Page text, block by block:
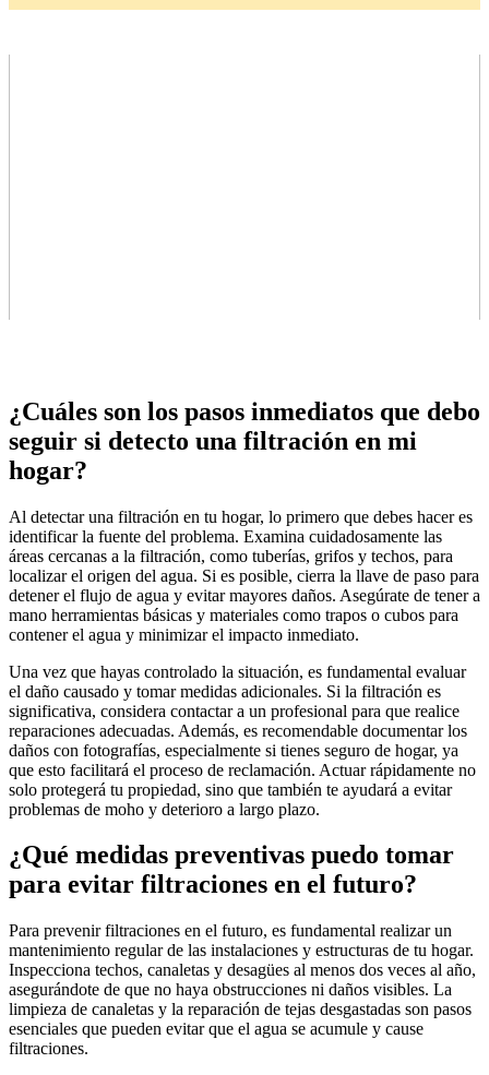
¿Cuáles son los pasos inmediatos que debo
seguir si detecto una filtración en mi
hogar?
Al detectar una filtración en tu hogar, lo primero que debes hacer es
identificar la fuente del problema. Examina cuidadosamente las
áreas cercanas a la filtración, como tuberías, grifos y techos, para
localizar el origen del agua. Si es posible, cierra la llave de paso para
detener el flujo de agua y evitar mayores daños. Asegúrate de tener a
mano herramientas básicas y materiales como trapos o cubos para
contener el agua y minimizar el impacto inmediato.
Una vez que hayas controlado la situación, es fundamental evaluar
el daño causado y tomar medidas adicionales. Si la filtración es
significativa, considera contactar a un profesional para que realice
reparaciones adecuadas. Además, es recomendable documentar los
daños con fotografías, especialmente si tienes seguro de hogar, ya
que esto facilitará el proceso de reclamación. Actuar rápidamente no
solo protegerá tu propiedad, sino que también te ayudará a evitar
problemas de moho y deterioro a largo plazo.
¿Qué medidas preventivas puedo tomar
para evitar filtraciones en el futuro?
Para prevenir filtraciones en el futuro, es fundamental realizar un
mantenimiento regular de las instalaciones y estructuras de tu hogar.
Inspecciona techos, canaletas y desagües al menos dos veces al año,
asegurándote de que no haya obstrucciones ni daños visibles. La
limpieza de canaletas y la reparación de tejas desgastadas son pasos
esenciales que pueden evitar que el agua se acumule y cause
filtraciones.